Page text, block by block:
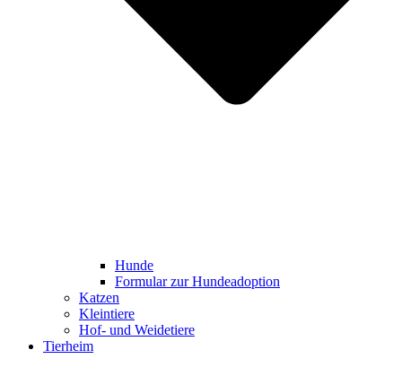
Hunde
Formular zur Hundeadoption
Katzen
Kleintiere
Hof- und Weidetiere
Tierheim